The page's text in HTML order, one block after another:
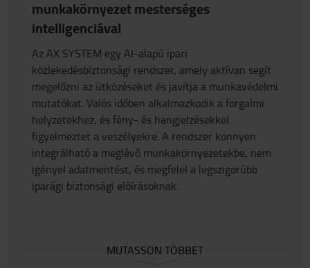
munkakörnyezet mesterséges
intelligenciával
Az AX SYSTEM egy AI-alapú ipari
közlekedésbiztonsági rendszer, amely aktívan segít
megelőzni az ütközéseket és javítja a munkavédelmi
mutatókat. Valós időben alkalmazkodik a forgalmi
helyzetekhez, és fény- és hangjelzésekkel
figyelmeztet a veszélyekre. A rendszer könnyen
integrálható a meglévő munkakörnyezetekbe, nem
igényel adatmentést, és megfelel a legszigorúbb
iparági biztonsági előírásoknak.​
MUTASSON TÖBBET